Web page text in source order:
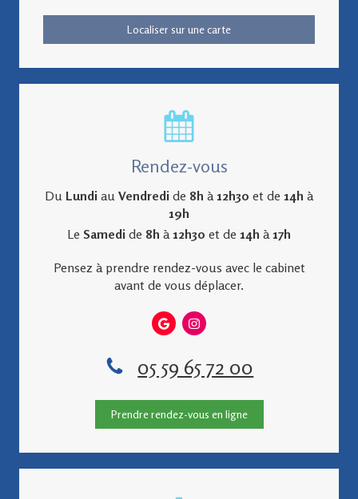
Localiser sur une carte
Rendez-vous
Du Lundi au Vendredi de 8h à12h30 et de 14h à
19h
Le Samedi de 8h à12h30 et de 14h à17h
Pensez à prendre rendez-vous avec le cabinet
avant de vous déplacer.
05 59 65 72 00
Prendre rendez-vous en ligne